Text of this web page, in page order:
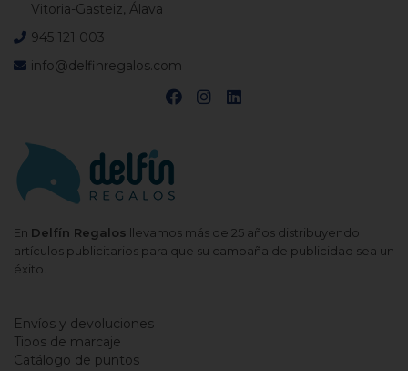
En Delfín Regalos llevamos más de 25 años distribuyendo
artículos publicitarios para que su campaña de publicidad sea un
éxito.
Vitoria-Gasteiz, Álava
945 121 003
info@delfinregalos.com
Envíos y devoluciones
Tipos de marcaje
Catálogo de puntos